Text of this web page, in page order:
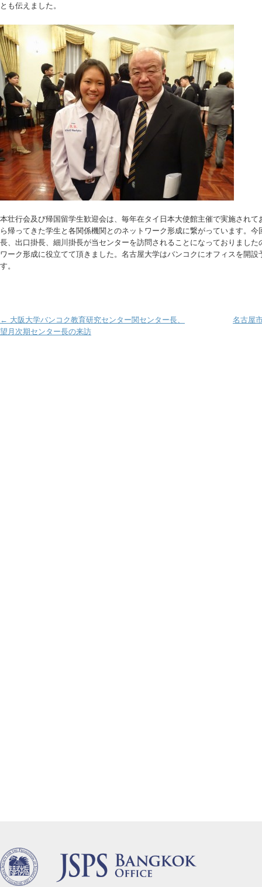
とも伝えました。
本壮行会及び帰国留学生歓迎会は、毎年在タイ日本大使館主催で実施され
ら帰ってきた学生と各関係機関とのネットワーク形成に繋がっています。
長、出口掛長、細川掛長が当センターを訪問されることになっておりまし
ワーク形成に役立てて頂きました。名古屋大学はバンコクにオフィスを開
す。
Post navigation
← 大阪大学バンコク教育研究センター関センター長、
望月次期センター長の来訪
名古屋